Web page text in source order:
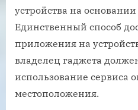
устройства на
Единственный способ
приложения на
владелец гаджета
использование сервиса
местоположения.